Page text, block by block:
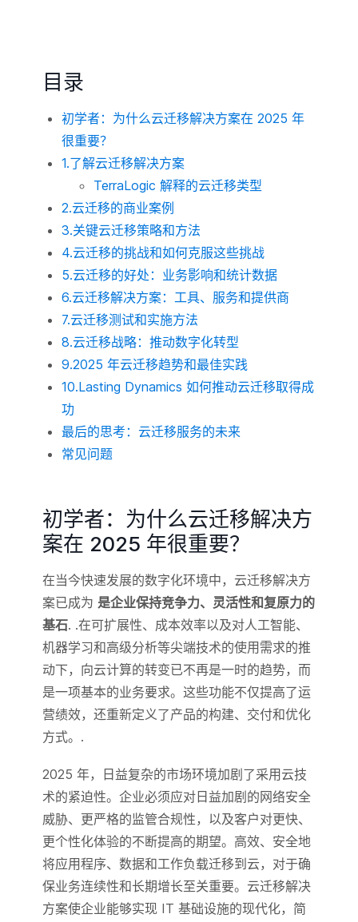
目录
初学者：为什么云迁移解决方案在 2025 年
很重要？
1.了解云迁移解决方案
TerraLogic 解释的云迁移类型
2.云迁移的商业案例
3.关键云迁移策略和方法
4.云迁移的挑战和如何克服这些挑战
5.云迁移的好处：业务影响和统计数据
6.云迁移解决方案：工具、服务和提供商
7.云迁移测试和实施方法
8.云迁移战略：推动数字化转型
9.2025 年云迁移趋势和最佳实践
10.Lasting Dynamics 如何推动云迁移取得成
功
最后的思考：云迁移服务的未来
常见问题
初学者：为什么云迁移解决方
案在 2025 年很重要？
在当今快速发展的数字化环境中，云迁移解决方
案已成为 是企业保持竞争力、灵活性和复原力的
基石. .在可扩展性、成本效率以及对人工智能、
机器学习和高级分析等尖端技术的使用需求的推
动下，向云计算的转变已不再是一时的趋势，而
是一项基本的业务要求。这些功能不仅提高了运
营绩效，还重新定义了产品的构建、交付和优化
方式。.
2025 年，日益复杂的市场环境加剧了采用云技
术的紧迫性。企业必须应对日益加剧的网络安全
威胁、更严格的监管合规性，以及客户对更快、
更个性化体验的不断提高的期望。高效、安全地
将应用程序、数据和工作负载迁移到云，对于确
保业务连续性和长期增长至关重要。云迁移解决
方案使企业能够实现 IT 基础设施的现代化，简